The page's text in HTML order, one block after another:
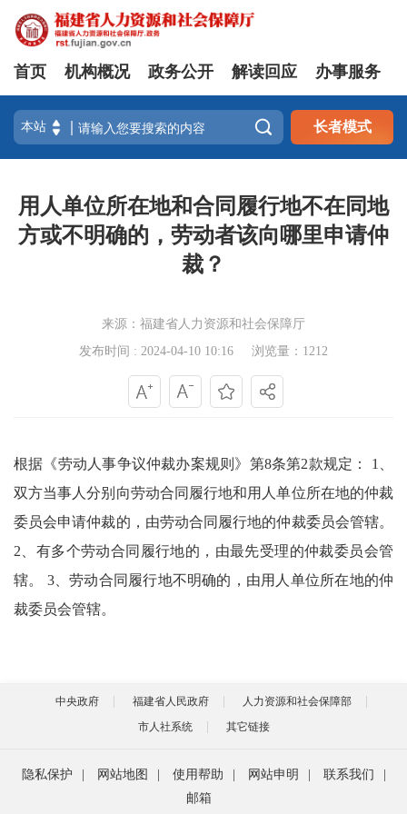
首页 机构概况 政务公开 解读回应 办事服务
 长者模式
用人单位所在地和合同履行地不在同地
方或不明确的，劳动者该向哪里申请仲
裁？
来源：福建省人力资源和社会保障厅
发布时间 : 2024-04-10 10:16
浏览量：1212
根据《劳动人事争议仲裁办案规则》第8条第2款规定： 1、
双方当事人分别向劳动合同履行地和用人单位所在地的仲裁
委员会申请仲裁的，由劳动合同履行地的仲裁委员会管辖。
2、有多个劳动合同履行地的，由最先受理的仲裁委员会管
辖。 3、劳动合同履行地不明确的，由用人单位所在地的仲
裁委员会管辖。
中央政府 福建省人民政府
人力资源和社会保障部
市人社系统
其它链接
隐私保护 网站地图 使用帮助 网站申明 联系我们
邮箱